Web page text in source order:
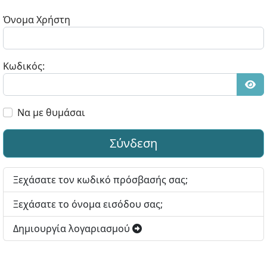
Όνομα Χρήστη
Κωδικός:
Να με θυμάσαι
Σύνδεση
Ξεχάσατε τον κωδικό πρόσβασής σας;
Ξεχάσατε το όνομα εισόδου σας;
Δημιουργία λογαριασμού